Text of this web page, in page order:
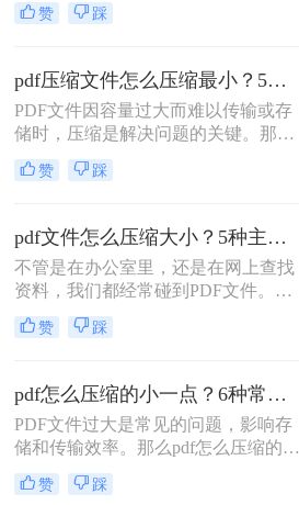
PDF文件中包含的图片、图表、字体
大，给存储和传输带来了不便。那么
怎么压缩pdf大小呢？为了解决这个问
题，本文将介绍三种压缩PDF大小的
方法。
赞 踩
pdf压缩文件怎么压缩最小？5个常用方法全解析！
PDF文件因容量过大而难以传输或存
储时，压缩是解决问题的关键。那么
pdf压缩文件怎么压缩最小呢？本文将
介绍几种高效压缩PDF的方法，帮助
赞 踩
pdf文件怎么压缩大小？5种主流压缩方法分享！
不管是在办公室里，还是在网上查找
资料，我们都经常碰到PDF文件。在
工作中，发送邮件需要PDF文件格
式，但太大的PDF文件也是一个棘手
被限制为5M，否则就发送不了。若能
pdf文件怎么压缩大小，那就可轻松上
传。在今天，我们将分享两种简单的
pdf文件压缩方式。
赞 踩
pdf怎么压缩的小一点？6种常用方案详解！
PDF文件过大是常见的问题，影响存
储和传输效率。那么pdf怎么压缩的小
一点呢？本文将详解6种主流压缩方
案，助你快速解决文件体积过大的困
赞 踩